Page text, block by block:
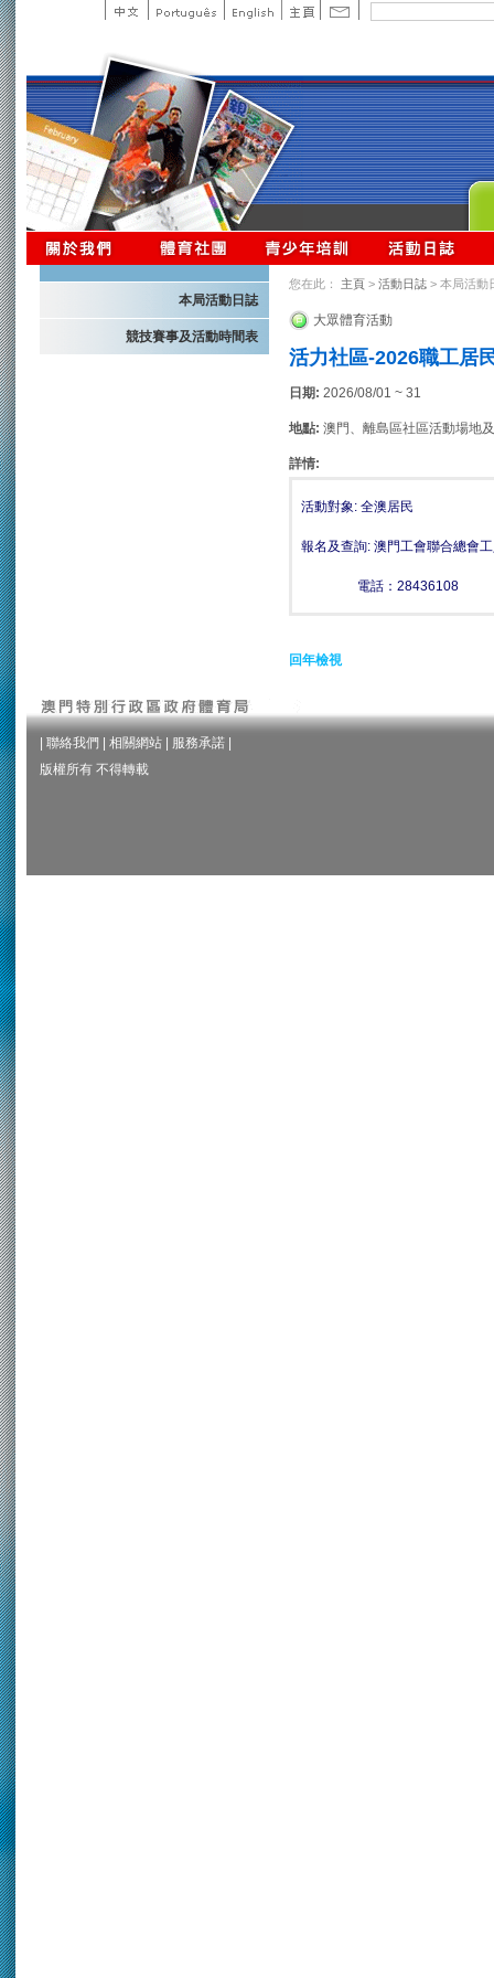
本局活動日誌
競技賽事及活動時間表
您在此： 主頁 > 活動日誌 > 本局活動
大眾體育活動
活力社區-2026職工居
日期: 2026/08/01 ~ 31
地點: 澳門、離島區社區活動場地
詳情:
活動對象: 全澳居民
報名及查詢: 澳門工會聯合總會
電話：28436108
回年檢視
聯絡我們 相關網站 服務承諾
版權所有 不得轉載